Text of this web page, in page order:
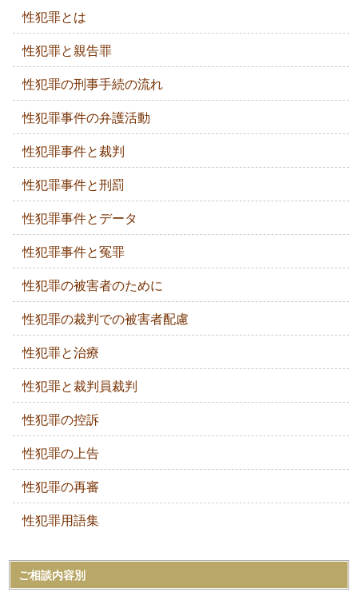
性犯罪とは
性犯罪と親告罪
性犯罪の刑事手続の流れ
性犯罪事件の弁護活動
性犯罪事件と裁判
性犯罪事件と刑罰
性犯罪事件とデータ
性犯罪事件と冤罪
性犯罪の被害者のために
性犯罪の裁判での被害者配慮
性犯罪と治療
性犯罪と裁判員裁判
性犯罪の控訴
性犯罪の上告
性犯罪の再審
性犯罪用語集
ご相談内容別